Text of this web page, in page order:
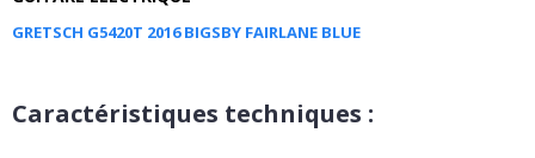
GRETSCH G5420T 2016 BIGSBY FAIRLANE BLUE
Caractéristiques techniques :